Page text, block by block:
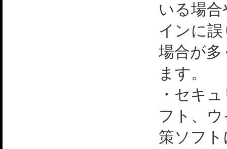
いる場
インに
場合が
ます。
・セキ
フト、
策ソフ